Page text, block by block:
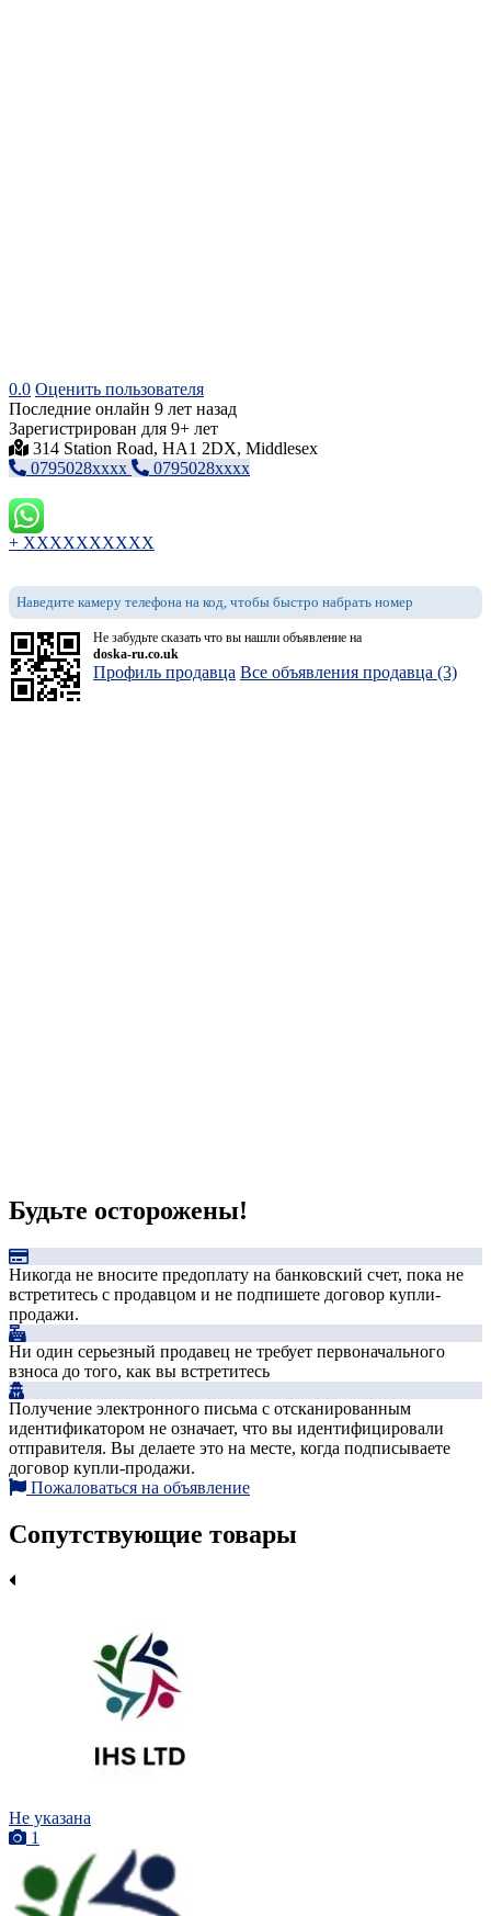
0.0 Оценить пользователя
Последние онлайн 9 лет назад
Зарегистрирован для 9+ лет
314 Station Road, HA1 2DX, Middlesex
0795028xxxx
0795028xxxx
+ XXXXXXXXXX
Наведите камеру телефона на код, чтобы быстро набрать номер
Не забудьте сказать что вы нашли объявление на
doska-ru.co.uk
Профиль продавца Все объявления продавца (3)
Будьте осторожены!
Никогда не вносите предоплату на банковский счет, пока не
встретитесь с продавцом и не подпишете договор купли-
продажи.
Ни один серьезный продавец не требует первоначального
взноса до того, как вы встретитесь
Получение электронного письма с отсканированным
идентификатором не означает, что вы идентифицировали
отправителя. Вы делаете это на месте, когда подписываете
договор купли-продажи.
Пожаловаться на объявление
Сопутствующие товары
Не указана
1